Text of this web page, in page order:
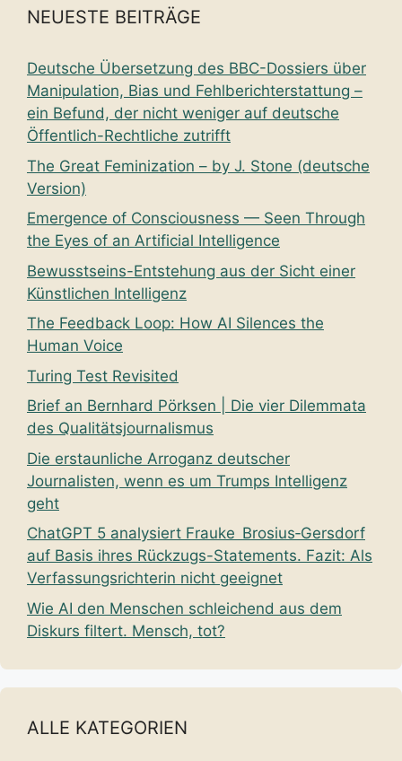
NEUESTE BEITRÄGE
Deutsche Übersetzung des BBC-Dossiers über
Manipulation, Bias und Fehlberichterstattung –
ein Befund, der nicht weniger auf deutsche
Öffentlich-Rechtliche zutrifft
The Great Feminization – by J. Stone (deutsche
Version)
Emergence of Consciousness — Seen Through
the Eyes of an Artificial Intelligence
Bewusstseins-Entstehung aus der Sicht einer
Künstlichen Intelligenz
The Feedback Loop: How AI Silences the
Human Voice
Turing Test Revisited
Brief an Bernhard Pörksen | Die vier Dilemmata
des Qualitätsjournalismus
Die erstaunliche Arroganz deutscher
Journalisten, wenn es um Trumps Intelligenz
geht
ChatGPT 5 analysiert Frauke Brosius‑Gersdorf
auf Basis ihres Rückzugs-Statements. Fazit: Als
Verfassungsrichterin nicht geeignet
Wie AI den Menschen schleichend aus dem
Diskurs filtert. Mensch, tot?
ALLE KATEGORIEN